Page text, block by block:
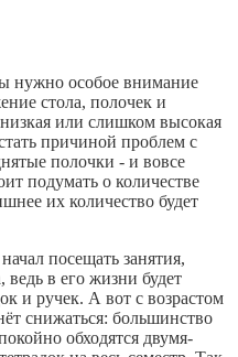
нужно особое внимание
стола, полочек и
или слишком высокая
причиной проблем с
полочки - и вовсе
подумать о количестве
их количество будет
посещать занятия,
в его жизни будет
и ручек. А вот с возрастом
снижаться: большинство
обходятся двумя-